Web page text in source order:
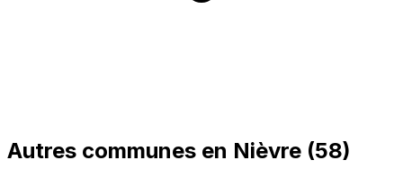
Autres communes en Nièvre (58)